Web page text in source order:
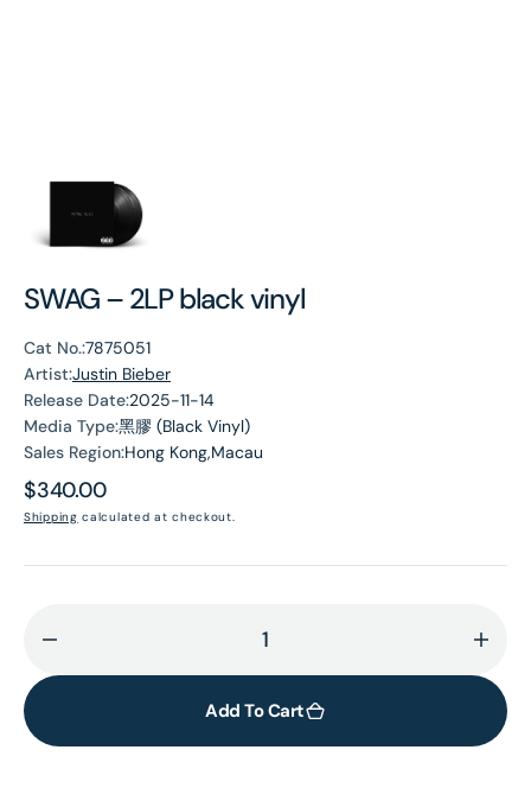
SWAG – 2LP black vinyl
Cat No.:7875051
Artist:Justin Bieber
Release Date:2025-11-14
Media Type:黑膠 (Black Vinyl)
Sales Region:Hong Kong,Macau
Regular
price
$340.00
Shipping calculated at checkout.
quantity
SWAG
for
Add To Cart